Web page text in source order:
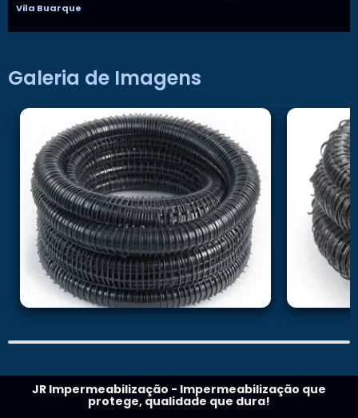
Vila Buarque
Galeria de Imagens
JR Impermeabilização - Impermeabilização que
protege, qualidade que dura!